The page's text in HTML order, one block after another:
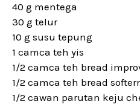
40 g mentega
30 g telur
10 g susu tepung
1 camca teh yis
1/2 camca teh bread
1/2 camca teh bread
1/2 cawan parutan keju